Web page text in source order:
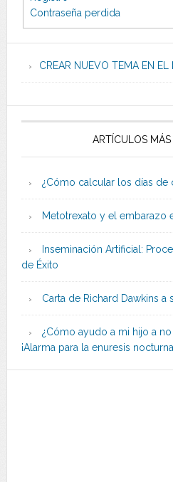
Contraseña perdida
CREAR NUEVO TEMA EN EL
ARTÍCULOS MÁS
¿Cómo calcular los días de
Metotrexato y el embarazo
Inseminación Artificial:
de Éxito
Carta de Richard Dawkins a
¿Cómo ayudo a mi hijo a
¡Alarma para la enuresis